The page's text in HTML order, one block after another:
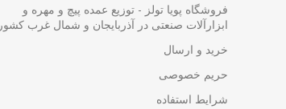
فروشگاه پویا تولز - توزیع عمده پیچ و مهره و
ابزارآلات صنعتی در آذربایجان و شمال غرب کشور
خرید و ارسال
حریم خصوصی
شرایط استفاده